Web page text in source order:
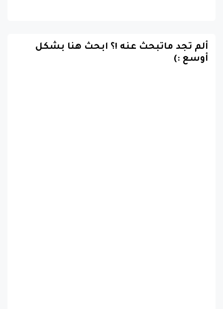
ألم تجد ماتبحث عنه !؟ ابحث هنا بشكل
أوسع :)